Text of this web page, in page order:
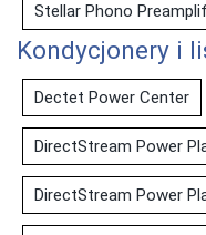
Stellar Phono
Kondycjonery i
Dectet Power Center
DirectStream Power
DirectStream Power